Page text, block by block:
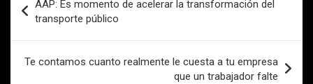
de
entradas
AAP: Es momento de acelerar la transformación del
transporte público
Te contamos cuanto realmente le cuesta a tu empresa
que un trabajador falte